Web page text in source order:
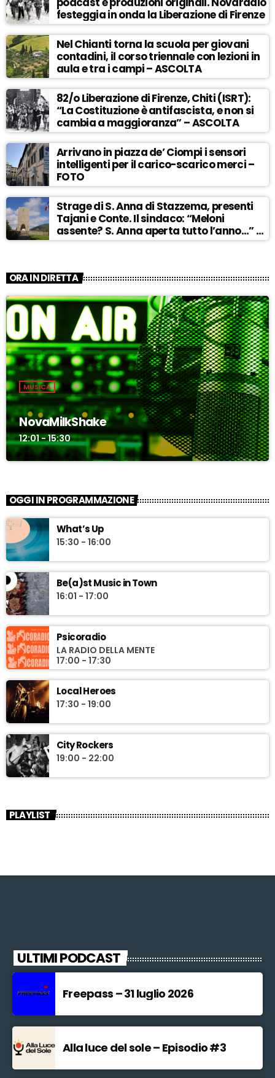
festeggia in onda la Liberazione di Firenze
Nel Chianti torna la scuola per giovani
contadini, il corso triennale con lezioni in
aula e tra i campi – ASCOLTA
82/o Liberazione di Firenze, Chiti (ISRT):
“La Costituzione è antifascista, e non si
cambia a maggioranza” – ASCOLTA
Arrivano in piazza de’ Ciompi i sensori
intelligenti per il carico-scarico merci –
FOTO
Strage di S. Anna di Stazzema, presenti
Tajani e Conte. Il sindaco: “Meloni
assente? S. Anna aperta tutto l’anno…” –
ASCOLTA
ORA IN DIRETTA
MUSICA
NovaMilkShake
12:01 - 15:30
OGGI IN PROGRAMMAZIONE
What’s Up
15:30 - 16:00
Be(a)st Music in Town
16:01 - 17:00
Psicoradio
LA RADIO DELLA MENTE
17:00 - 17:30
Local Heroes
17:30 - 19:00
City Rockers
19:00 - 22:00
PLAYLIST
ULTIMI PODCAST
Freepass – 31 luglio 2026
Alla luce del sole – Episodio #3